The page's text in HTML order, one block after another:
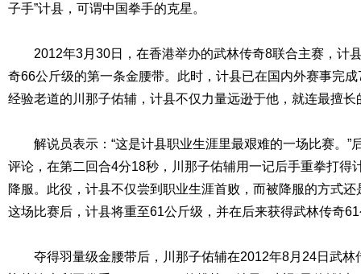
子手”计县，可谓中国拳手的克星。
2012年3月30日，在香港举办的武林传奇8联合主赛，计
奇66公斤级的第一条金腰带。此时，计县已在国内外赛事完
经验老道的川那子佑辅，计县不仅力量远逊于他，就连最擅
解说员表示：“这是计县职业生涯里最艰难的一场比赛。”
评论，在第二回合4分18秒，川那子佑辅用一记后手重拳打得
降服。此役，计县不仅尝到职业生涯首败，而被降服的方式
这场比赛后，计县将重至61公斤级，并在后来获得武林传奇
夺得羽量级金腰带后，川那子佑辅在2012年8月24日武林